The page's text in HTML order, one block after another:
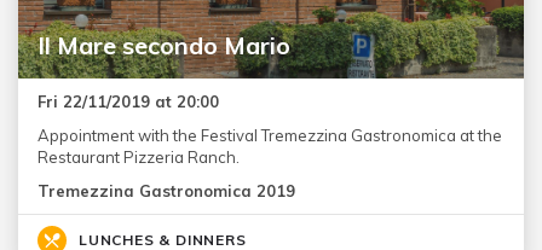
Il Mare secondo Mario
Fri 22/11/2019 at 20:00
Appointment with the Festival Tremezzina Gastronomica at the
Restaurant Pizzeria Ranch.
Tremezzina Gastronomica 2019
LUNCHES & DINNERS